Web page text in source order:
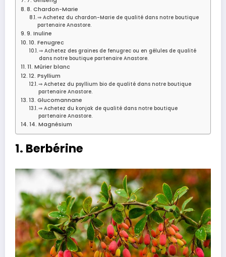
8. Chardon-Marie
⇒ Achetez du chardon-Marie de qualité dans notre boutique
partenaire Anastore.
9. Inuline
10. Fenugrec
⇒ Achetez des graines de fenugrec ou en gélules de qualité
dans notre boutique partenaire Anastore.
11. Mûrier blanc
12. Psyllium
⇒ Achetez du psyllium bio de qualité dans notre boutique
partenaire Anastore.
13. Glucomannane
⇒ Achetez du konjak de qualité dans notre boutique
partenaire Anastore.
14. Magnésium
1. Berbérine